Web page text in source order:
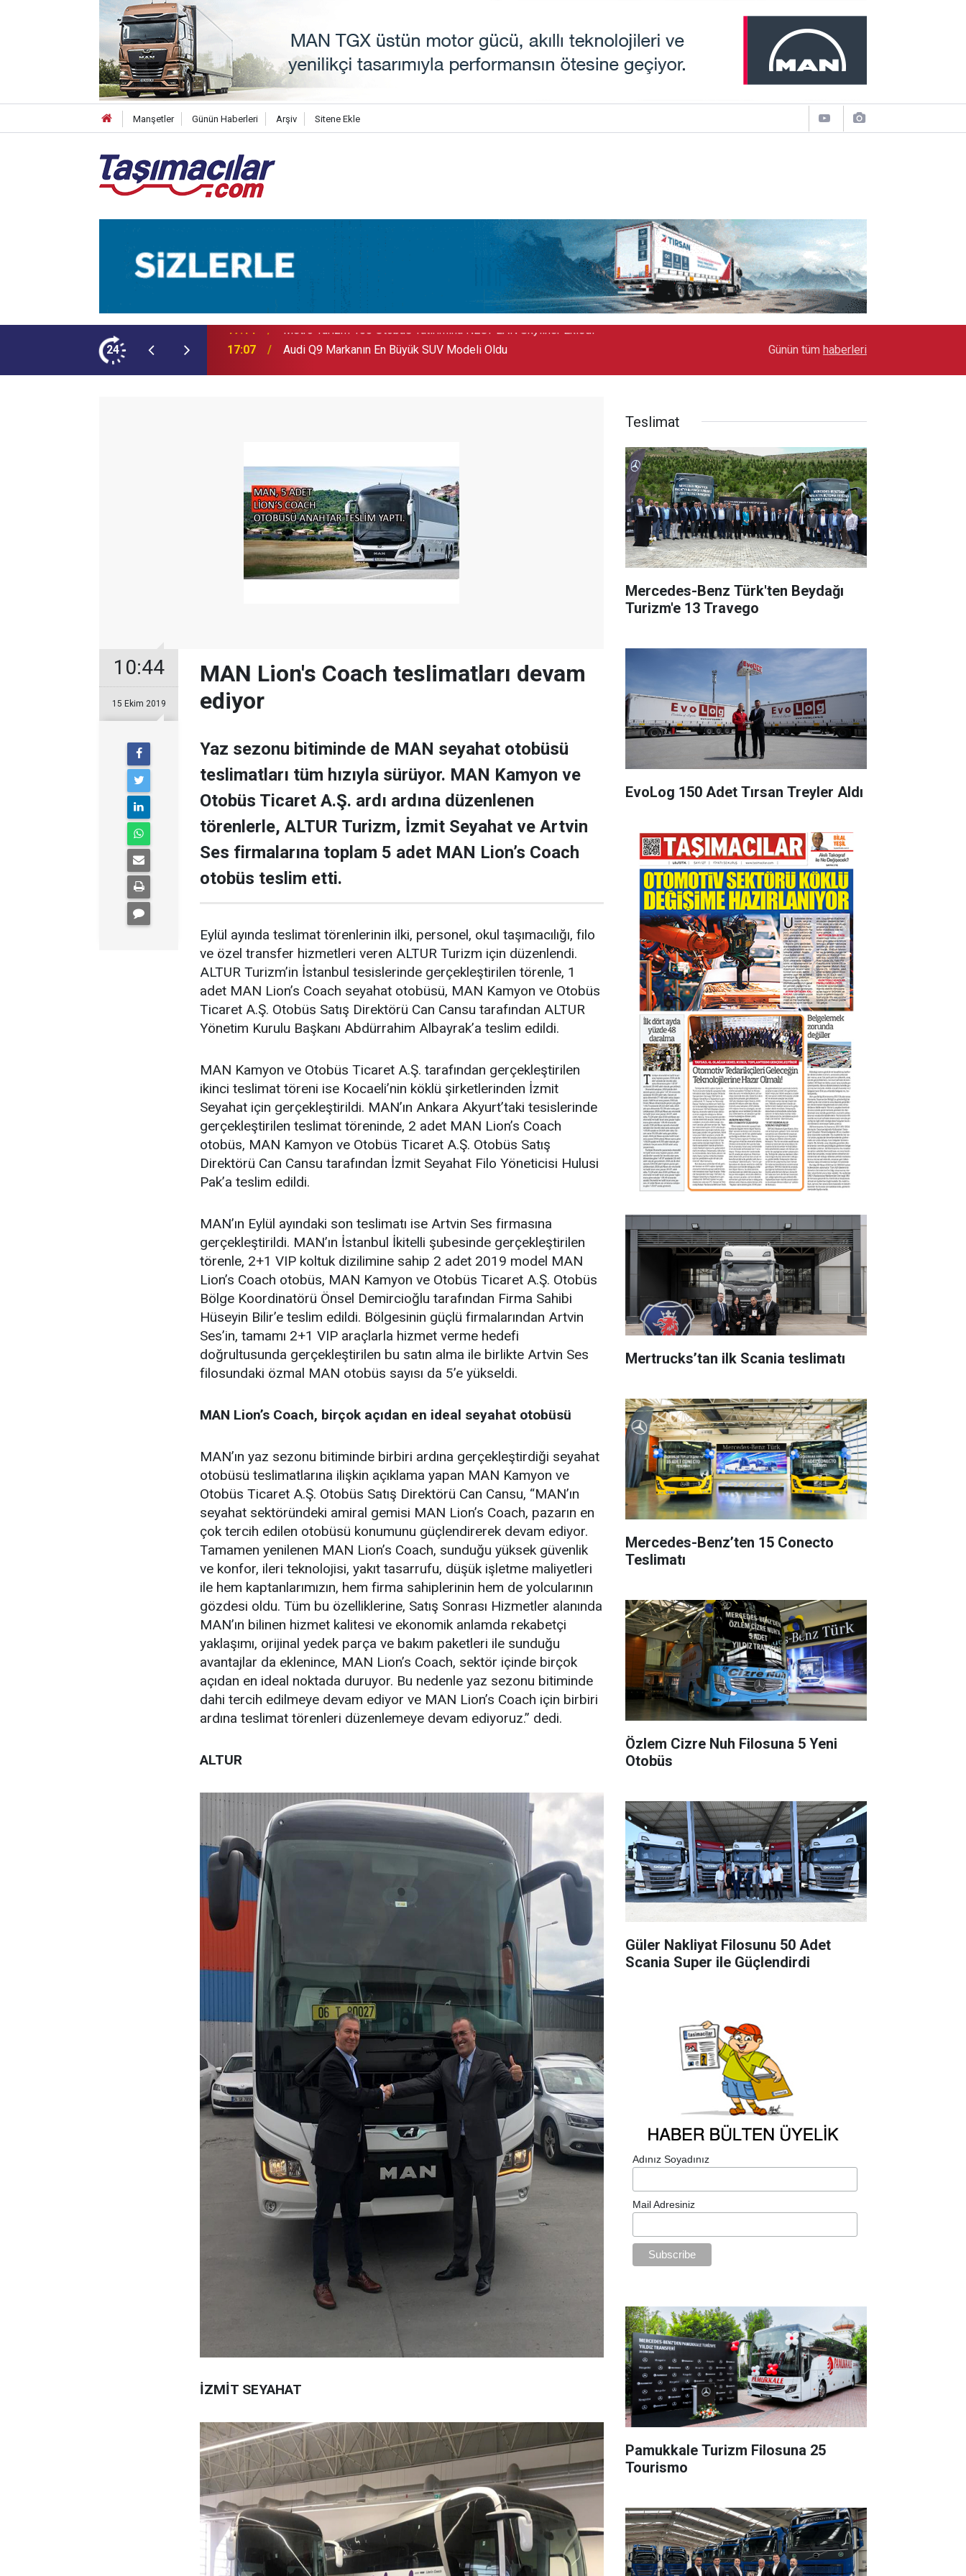
Manşetler Günün Haberleri Arşiv Sitene Ekle
24
NEOPLAN Skyliner Ekledi 17:07 Audi Q9 Markanın En Büyük SUV Modeli Oldu Toyota Otomotiv Sanayi Türkiye Üretime Ara
Günün tüm haberleri
10:44
15 Ekim 2019
MAN Lion's Coach teslimatları devam
ediyor
Yaz sezonu bitiminde de MAN seyahat otobüsü
teslimatları tüm hızıyla sürüyor. MAN Kamyon ve
Otobüs Ticaret A.Ş. ardı ardına düzenlenen
törenlerle, ALTUR Turizm, İzmit Seyahat ve Artvin
Ses firmalarına toplam 5 adet MAN Lion’s Coach
otobüs teslim etti.
Eylül ayında teslimat törenlerinin ilki, personel, okul taşımacılığı, filo
ve özel transfer hizmetleri veren ALTUR Turizm için düzenlendi.
ALTUR Turizm’in İstanbul tesislerinde gerçekleştirilen törenle, 1
adet MAN Lion’s Coach seyahat otobüsü, MAN Kamyon ve Otobüs
Ticaret A.Ş. Otobüs Satış Direktörü Can Cansu tarafından ALTUR
Yönetim Kurulu Başkanı Abdürrahim Albayrak’a teslim edildi.
MAN Kamyon ve Otobüs Ticaret A.Ş. tarafından gerçekleştirilen
ikinci teslimat töreni ise Kocaeli’nin köklü şirketlerinden İzmit
Seyahat için gerçekleştirildi. MAN’ın Ankara Akyurt’taki tesislerinde
gerçekleştirilen teslimat töreninde, 2 adet MAN Lion’s Coach
otobüs, MAN Kamyon ve Otobüs Ticaret A.Ş. Otobüs Satış
Direktörü Can Cansu tarafından İzmit Seyahat Filo Yöneticisi Hulusi
Pak’a teslim edildi.
MAN’ın Eylül ayındaki son teslimatı ise Artvin Ses firmasına
gerçekleştirildi. MAN’ın İstanbul İkitelli şubesinde gerçekleştirilen
törenle, 2+1 VIP koltuk dizilimine sahip 2 adet 2019 model MAN
Lion’s Coach otobüs, MAN Kamyon ve Otobüs Ticaret A.Ş. Otobüs
Bölge Koordinatörü Önsel Demircioğlu tarafından Firma Sahibi
Hüseyin Bilir’e teslim edildi. Bölgesinin güçlü firmalarından Artvin
Ses’in, tamamı 2+1 VIP araçlarla hizmet verme hedefi
doğrultusunda gerçekleştirilen bu satın alma ile birlikte Artvin Ses
filosundaki özmal MAN otobüs sayısı da 5’e yükseldi.
MAN Lion’s Coach, birçok açıdan en ideal seyahat otobüsü
MAN’ın yaz sezonu bitiminde birbiri ardına gerçekleştirdiği seyahat
otobüsü teslimatlarına ilişkin açıklama yapan MAN Kamyon ve
Otobüs Ticaret A.Ş. Otobüs Satış Direktörü Can Cansu, “MAN’ın
seyahat sektöründeki amiral gemisi MAN Lion’s Coach, pazarın en
çok tercih edilen otobüsü konumunu güçlendirerek devam ediyor.
Tamamen yenilenen MAN Lion’s Coach, sunduğu yüksek güvenlik
ve konfor, ileri teknolojisi, yakıt tasarrufu, düşük işletme maliyetleri
ile hem kaptanlarımızın, hem firma sahiplerinin hem de yolcularının
gözdesi oldu. Tüm bu özelliklerine, Satış Sonrası Hizmetler alanında
MAN’ın bilinen hizmet kalitesi ve ekonomik anlamda rekabetçi
yaklaşımı, orijinal yedek parça ve bakım paketleri ile sunduğu
avantajlar da eklenince, MAN Lion’s Coach, sektör içinde birçok
açıdan en ideal noktada duruyor. Bu nedenle yaz sezonu bitiminde
dahi tercih edilmeye devam ediyor ve MAN Lion’s Coach için birbiri
ardına teslimat törenleri düzenlemeye devam ediyoruz.” dedi.
ALTUR
İZMİT SEYAHAT
Teslimat
Mercedes-Benz Türk'ten Beydağı
Turizm'e 13 Travego
EvoLog 150 Adet Tırsan Treyler Aldı
Mertrucks’tan ilk Scania teslimatı
Mercedes-Benz’ten 15 Conecto
Teslimatı
Özlem Cizre Nuh Filosuna 5 Yeni
Otobüs
Güler Nakliyat Filosunu 50 Adet
Scania Super ile Güçlendirdi
Adınız Soyadınız
Mail Adresiniz
Pamukkale Turizm Filosuna 25
Tourismo